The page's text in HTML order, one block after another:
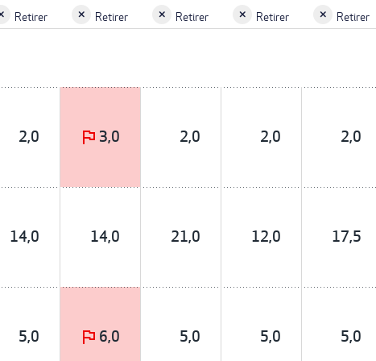
Retirer Retirer Retirer Retirer Retirer
2,0 3,0 2,0 2,0 2,0
14,0 14,0 21,0 12,0 17,5
5,0 6,0 5,0 5,0 5,0